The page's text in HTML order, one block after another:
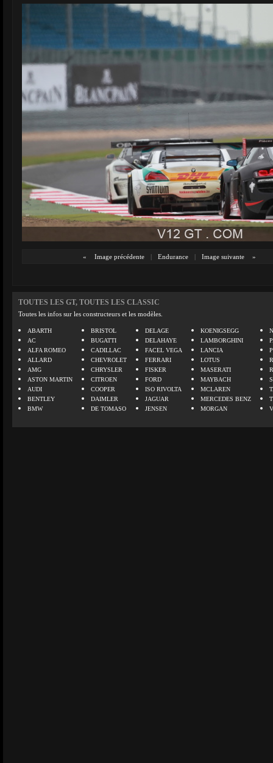
« Image précédente | Endurance | Image suivante »
TOUTES LES GT, TOUTES LES CLASSIC
Toutes les infos sur les constructeurs et les modèles.
ABARTH
AC
ALFA ROMEO
ALLARD
AMG
ASTON MARTIN
AUDI
BENTLEY
BMW
BRISTOL
BUGATTI
CADILLAC
CHEVROLET
CHRYSLER
CITROEN
COOPER
DAIMLER
DE TOMASO
DELAGE
DELAHAYE
FACEL VEGA
FERRARI
FISKER
FORD
ISO RIVOLTA
JAGUAR
JENSEN
KOENIGSEGG
LAMBORGHINI
LANCIA
LOTUS
MASERATI
MAYBACH
MCLAREN
MERCEDES BENZ
MORGAN